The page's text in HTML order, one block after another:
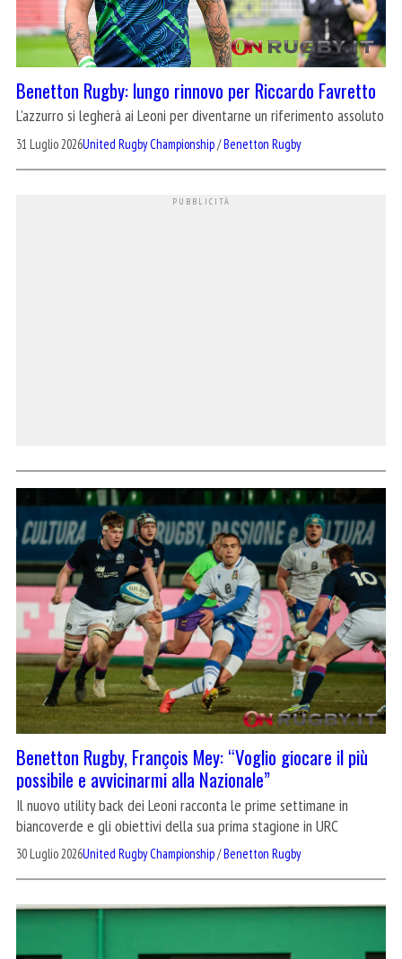
Benetton Rugby: lungo rinnovo per Riccardo Favretto
L'azzurro si legherà ai Leoni per diventarne un riferimento assoluto
31 Luglio 2026United Rugby Championship/Benetton Rugby
Benetton Rugby, François Mey: “Voglio giocare il più
possibile e avvicinarmi alla Nazionale”
Il nuovo utility back dei Leoni racconta le prime settimane in
biancoverde e gli obiettivi della sua prima stagione in URC
30 Luglio 2026United Rugby Championship/Benetton Rugby